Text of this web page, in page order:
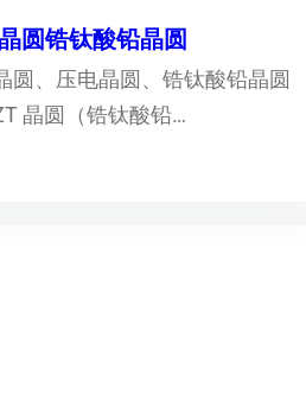
圆锆钛酸铅晶圆
圆、压电晶圆、锆钛酸铅晶圆
晶圆（锆钛酸铅…